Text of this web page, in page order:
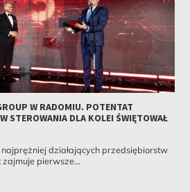
W RADOMIU. POTENTAT
STEROWANIA DLA KOLEI ŚWIĘTOWAŁ
działających przedsiębiorstw
pierwsze...